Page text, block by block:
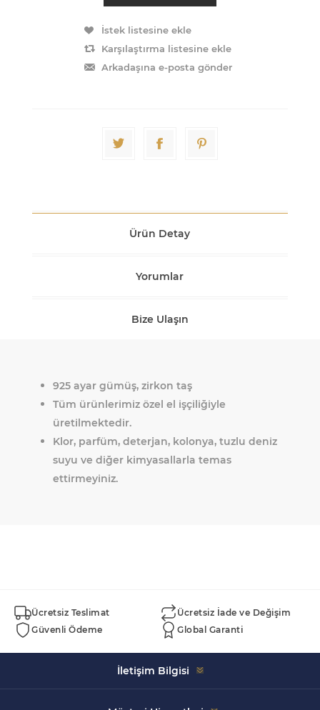
İstek listesine ekle
Karşılaştırma listesine ekle
Arkadaşına e-posta gönder
Ürün Detay
Yorumlar
Bize Ulaşın
925 ayar gümüş, zirkon taş
Tüm ürünlerimiz özel el işçiliğiyle
üretilmektedir.
Klor, parfüm, deterjan, kolonya, tuzlu deniz
suyu ve diğer kimyasallarla temas
ettirmeyiniz.
Ücretsiz Teslimat
Ücretsiz İade ve Değişim
Güvenli Ödeme
Global Garanti
İletişim Bilgisi